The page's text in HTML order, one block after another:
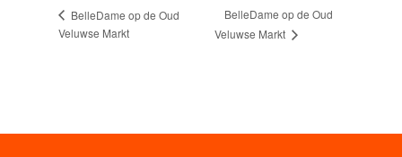
BelleDame op de Oud
Veluwse Markt
BelleDame op de Oud
Veluwse Markt